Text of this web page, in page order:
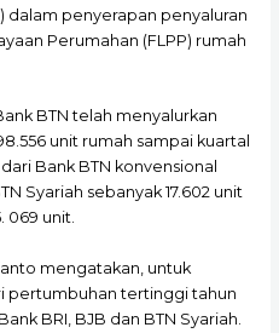
dalam penyerapan penyaluran
Perumahan (FLPP) rumah
BTN telah menyalurkan
unit rumah sampai kuartal
Bank BTN konvensional
Syariah sebanyak 17.602 unit
069 unit.
mengatakan, untuk
pertumbuhan tertinggi tahun
BRI, BJB dan BTN Syariah.